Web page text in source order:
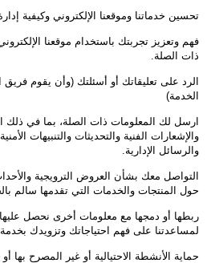
تحسين خدماتنا وموقعنا الإلكتروني وكيفية إدارة
فهم وتعزيز تجربتك باستخدام موقعنا
ذات الصلة.
الرد على تعليقاتك أو أسئلتك (وأن يقوم فريق
الخدمة)
ارسل لك المعلومات ذات الصلة، بما في ذلك
والإشعارات الفنية والتحديثات والتنبيهات
والرسائل الإدارية.
التواصل معك بشأن العروض الترويجية والأحداث
حول المنتجات والخدمات التي تقدمها سالم
ربطها أو دمجها مع معلومات أخرى نحصل
لمساعدتنا على فهم احتياجاتك وتزويدك
حماية الأنشطة الاحتيالية أو غير المصرح بها أو